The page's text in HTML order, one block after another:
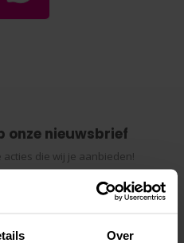
Over
onze nieuwsbrief
die wij je aanbieden!
Abonneer